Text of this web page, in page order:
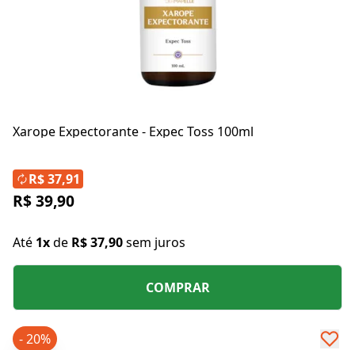
Xarope Expectorante - Expec Toss 100ml
R$ 39,90
Até 1xde R$ 37,90sem juros
R$ 37,91
COMPRAR
- 20%